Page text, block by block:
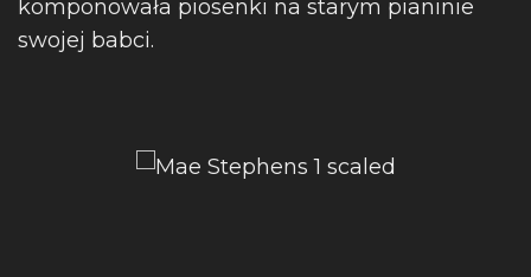
komponowała piosenki na starym pianinie
swojej babci.